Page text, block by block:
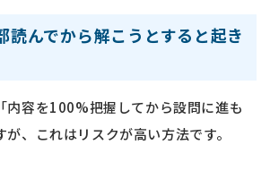
読んでから解こうとすると起き
内容を100%把握してから設問に進も
、これはリスクが高い方法です。